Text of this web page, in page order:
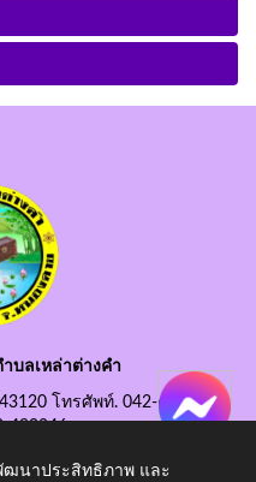
บลเหล่าต่างคำ
โทรศัพท์. 042-490845
490846
ฒนาประสิทธิภาพ และ